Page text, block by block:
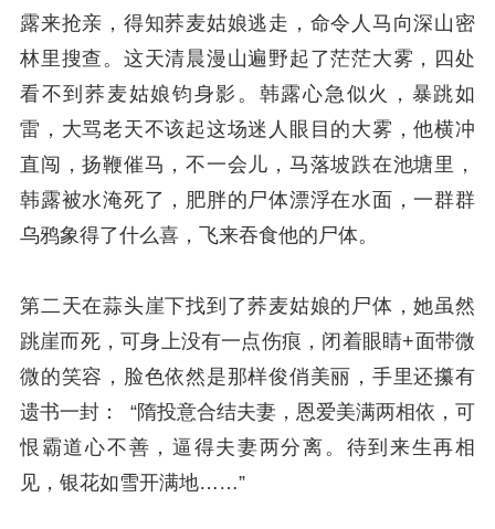
露来抢亲，得知荞麦姑娘逃走，命令人马向深山密
林里搜查。这天清晨漫山遍野起了茫茫大雾，四处
看不到荞麦姑娘钧身影。韩露心急似火，暴跳如
雷，大骂老天不该起这场迷人眼目的大雾，他横冲
直闯，扬鞭催马，不一会儿，马落坡跌在池塘里，
韩露被水淹死了，肥胖的尸体漂浮在水面，一群群
乌鸦象得了什么喜，飞来吞食他的尸体。
第二天在蒜头崖下找到了荞麦姑娘的尸体，她虽然
跳崖而死，可身上没有一点伤痕，闭着眼睛+面带微
微的笑容，脸色依然是那样俊俏美丽，手里还攥有
遗书一封： “隋投意合结夫妻，恩爱美满两相依，可
恨霸道心不善，逼得夫妻两分离。待到来生再相
见，银花如雪开满地……”